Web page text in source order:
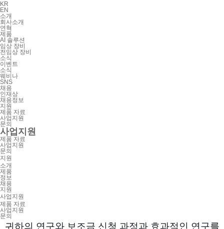
KR
EN
소개
회사소개
연혁
제품
AI 솔루션
임상 장비
전임상 장비
소식
이벤트
소식
웨비나
SNS
채용
인재상
채용정보
지원
제품 자료
사업지원
문의
사업지원
제품 자료
사업지원
문의
지원
소개
제품
정보
채용
지원
사업지원
제품 자료
사업지원
문의
귀하의 연구와 보조금 신청 과정과 효과적인 연구를